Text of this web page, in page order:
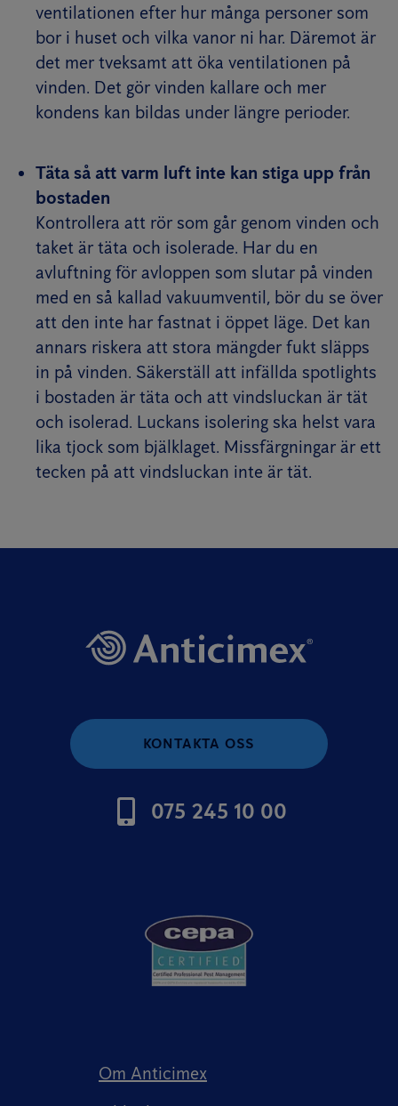
ventilationen efter hur många personer som
bor i huset och vilka vanor ni har. Däremot är
det mer tveksamt att öka ventilationen på
vinden. Det gör vinden kallare och mer
kondens kan bildas under längre perioder.
Täta så att varm luft inte kan stiga upp från
bostaden
Kontrollera att rör som går genom vinden och
taket är täta och isolerade. Har du en
avluftning för avloppen som slutar på vinden
med en så kallad vakuumventil, bör du se över
att den inte har fastnat i öppet läge. Det kan
annars riskera att stora mängder fukt släpps
in på vinden. Säkerställ att infällda spotlights
i bostaden är täta och att vindsluckan är tät
och isolerad. Luckans isolering ska helst vara
lika tjock som bjälklaget. Missfärgningar är ett
tecken på att vindsluckan inte är tät.
KONTAKTA OSS
075 245 10 00
Om Anticimex